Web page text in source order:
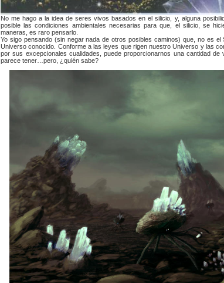
No me hago a la idea de seres vivos basados en el silicio, y, alguna
posible las condiciones ambientales necesarias para que, el silicio, se
maneras, es raro pensarlo.
Yo sigo pensando (sin negar nada de otros posibles caminos) que, no es
Universo conocido. Conforme a las leyes que rigen nuestro Universo y las
por sus excepcionales cualidades, puede proporcionarnos una cantidad
parece tener…pero, ¿quién sabe?